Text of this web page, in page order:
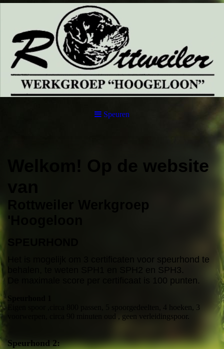
Speuren
Welkom! Op de website
Rottweiler Werkgroep
Het is mogelijk om 3 certificaten voor speurhond te
behalen, te weten SPH1 en SPH2 en SPH3.
De maximale score per certificaat is 100 punten.
Eigen spoor ,circa 800 passen, 5 spoorgedeelten, 4 hoeken, 3
voorwerpen, circa 90 minuten oud , geen verleidingspoor.
Speurhond 2: